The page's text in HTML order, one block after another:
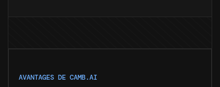
AVANTAGES DE CAMB.AI